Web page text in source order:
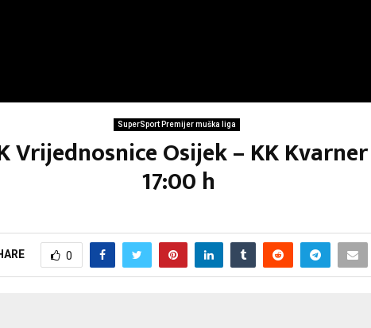
SuperSport Premijer muška liga
Vrijednosnice Osijek – KK
17:00 h
0